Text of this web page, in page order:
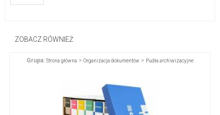
ZOBACZ RÓWNIEŻ
Grupa: Strona główna > Organizacja dokumentów > Pudła archiwizacyjne